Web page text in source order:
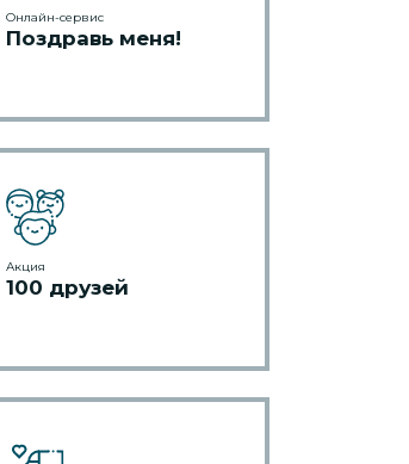
Онлайн-сервис
Поздравь меня!
Акция
100 друзей